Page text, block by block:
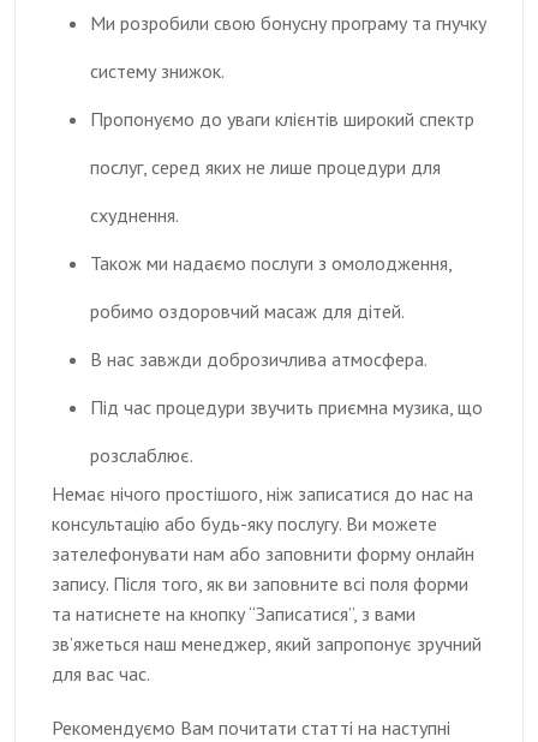
Ми розробили свою бонусну програму та гнучку
систему знижок.
Пропонуємо до уваги клієнтів широкий спектр
послуг, серед яких не лише процедури для
схуднення.
Також ми надаємо послуги з омолодження,
робимо оздоровчий масаж для дітей.
В нас завжди доброзичлива атмосфера.
Під час процедури звучить приємна музика, що
розслаблює.
Немає нічого простішого, ніж записатися до нас на
консультацію або будь-яку послугу. Ви можете
зателефонувати нам або заповнити форму онлайн
запису. Після того, як ви заповните всі поля форми
та натиснете на кнопку “Записатися”, з вами
зв’яжеться наш менеджер, який запропонує зручний
для вас час.
Рекомендуємо Вам почитати статті на наступні